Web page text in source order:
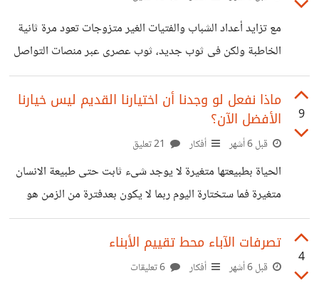
ثانوية عندما يحضر العامل المالي.لنكن صرحاء المجتمع لا يطلب
من الرجل أن يكون كاملًا، بل أن يكون قادرًا.قد
مع تزايد أعداد الشباب والفتيات الغير متزوجات تعود مرة ثانية
الخاطبة ولكن فى ثوب جديد، ثوب عصرى عبر منصات التواصل
التواصل الاجتماعى، حيث تقوم بنشر مواصفات العريس عبر أحد
فيديوهات البث المباشر ومن تريد أن تتواصل تترك لها رسالة على
الخاص لكى يتم التواصل وتتقاضى أجرا مقابل هذا الامر ،
العجيب فى الأمر أن مثل مايوجد خاطبة يوجد وسيط وهو
الشخص يجلب العرسان وهو أيضا عبر وسائل التواصل
الاجتماعى ينشر العديد من العرسان وبالمواصفات التى تأتى له
9
ماذا نفعل لو وجدنا أن اختيارنا القديم ليس خيارنا
الأفضل الآن؟
قبل 6 أشهر أفكار
الحياة بطبيعتها متغيرة لا يوجد شىء ثابت حتى طبيعة الانسان
متغيرة فما ستختارة اليوم ربما لا يكون بعدفترة من الزمن هو
اختيارك الافضل وهذا ما يفسر لنا دائما ندخل الكثير من العلاقات
سواء صداقة أو زواج أو شراكة ولكن سرعان ما تنتهى بالفشل ،
كلنا منا مر بعلاقة وأعطها أولوية كبيرة فى حياته وقدر كبير من
4
تصرفات الآباء محط تقييم الأبناء
قبل 6 أشهر أفكار